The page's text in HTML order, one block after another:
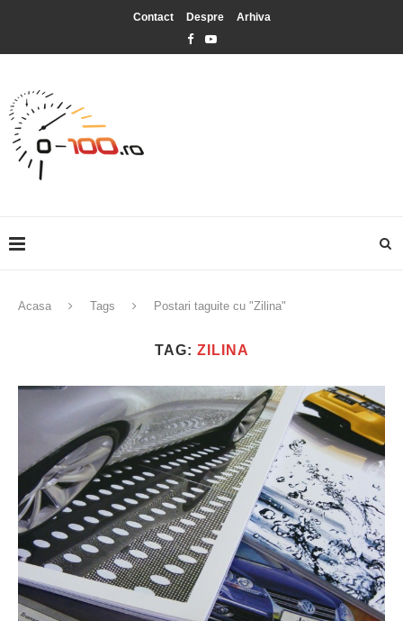
Contact Despre Arhiva
Acasa Tags Postari taguite cu "Zilina"
TAG: ZILINA